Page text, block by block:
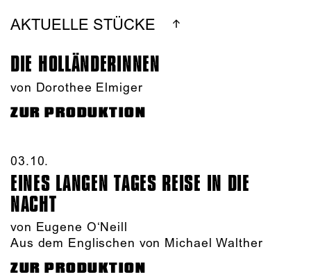
AKTUELLE STÜCKE
DIE HOLLÄNDER­INNEN
von Dorothee Elmiger
ZUR PRODUKTION
03.10.​
EINES LANGEN TAGES REISE IN DIE
NACHT
von Eugene O‘Neill
Aus dem Englischen von Michael Walther
ZUR PRODUKTION